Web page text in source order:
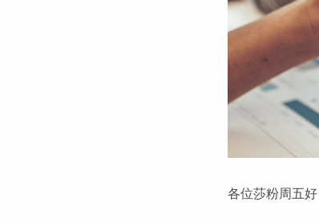
各位莎粉周五